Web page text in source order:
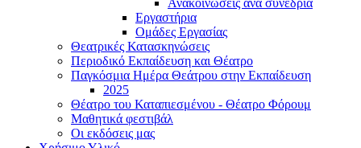
Ανακοινώσεις ανά συνεδρία
Εργαστήρια
Ομάδες Εργασίας
Θεατρικές Κατασκηνώσεις
Περιοδικό Εκπαίδευση και Θέατρο
Παγκόσμια Ημέρα Θεάτρου στην Εκπαίδευση
2025
Θέατρο του Καταπιεσμένου - Θέατρο Φόρουμ
Μαθητικά φεστιβάλ
Οι εκδόσεις μας